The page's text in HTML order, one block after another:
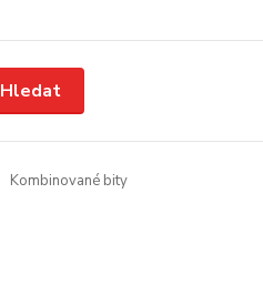
Hledat
Kombinované bity